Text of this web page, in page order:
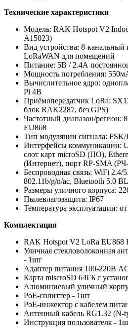
Технические характеристики
Модель: RAK Hotspot V2
A15023)
Вид устройства: 8-
LoRaWAN для помещений
Питание: 5В / 2.4А
Мощность потребления:
Вычислительное ядро:
Pi 4B
Приёмопередатчик LoRa:
блок RAK2287, без GPS)
Частотный диапазон/
EU868
Тип модуляции сигнала: FSK/
Интерфейсы коммуникации:
слот карт microSD (ПО),
(Интернет), порт RP-SMA
Беспроводная связь: WiFi
802.11b/g/n/ac, Bluetooth 5.0
Размеры уличного корпуса:
Пылевлагозащита: IP67
Температура эксплуатации:
Комплектация
RAK Hotspot V2 LoRa EU868
Уличная стекловолоконная
- 1шт
Адаптер питания 100-220В
Карта miscroSD 64ГБ с
Алюминиевый уличный
PoE-сплиттер - 1шт
PoE-инжектор с кабелем
Антенный кабель RG1.32 (N-
Инструкция пользователя -